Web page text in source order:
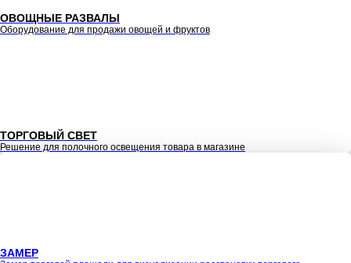
ОВОЩНЫЕ РАЗВАЛЫ
Оборудование для продажи овощей и фруктов
ТОРГОВЫЙ СВЕТ
Решение для полочного освещения товара в магазине
ЗАМЕР